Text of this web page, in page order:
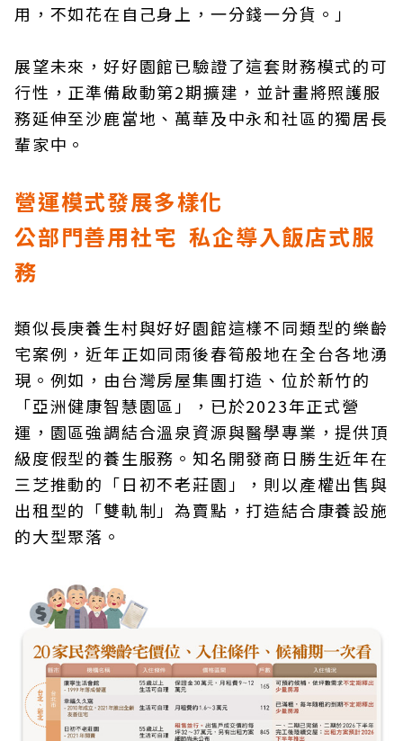
用，不如花在自己身上，一分錢一分貨。」
展望未來，好好園館已驗證了這套財務模式的可
行性，正準備啟動第2期擴建，並計畫將照護服
務延伸至沙鹿當地、萬華及中永和社區的獨居長
輩家中。
營運模式發展多樣化
公部門善用社宅 私企導入飯店式服
務
類似長庚養生村與好好園館這樣不同類型的樂齡
宅案例，近年正如同雨後春筍般地在全台各地湧
現。例如，由台灣房屋集團打造、位於新竹的
「亞洲健康智慧園區」，已於2023年正式營
運，園區強調結合溫泉資源與醫學專業，提供頂
級度假型的養生服務。知名開發商日勝生近年在
三芝推動的「日初不老莊園」，則以產權出售與
出租型的「雙軌制」為賣點，打造結合康養設施
的大型聚落。